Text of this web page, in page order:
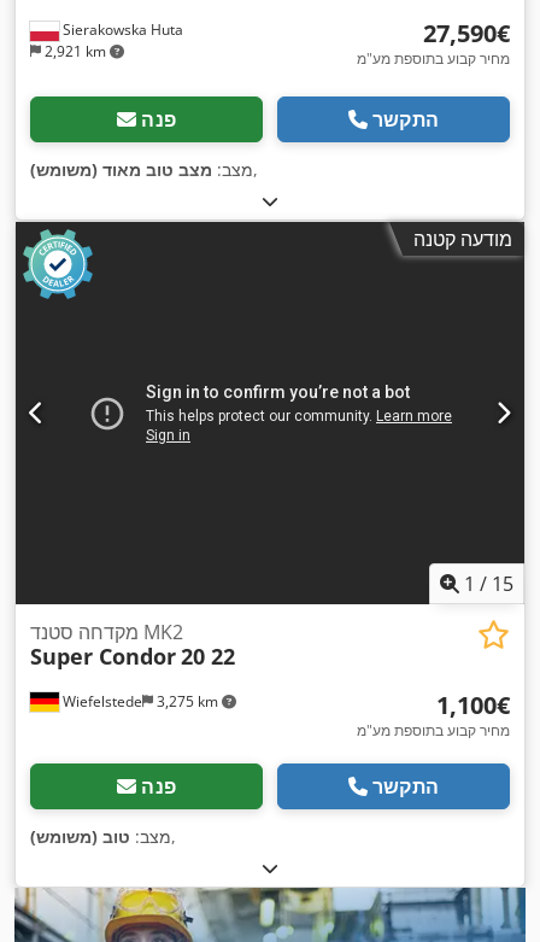
Sierakowska Huta
2,921 km
‏27,590 ‏€
מחיר קבוע בתוספת מע"מ
פנה התקשר
מצב: מצב טוב מאוד (משומש) ,
מודעה קטנה
1 / 15
Wiefelstede 3,275 km
מקדחה סטנד MK2
Super Condor20 22
‏1,100 ‏€
מחיר קבוע בתוספת מע"מ
פנה התקשר
מצב: טוב (משומש) ,